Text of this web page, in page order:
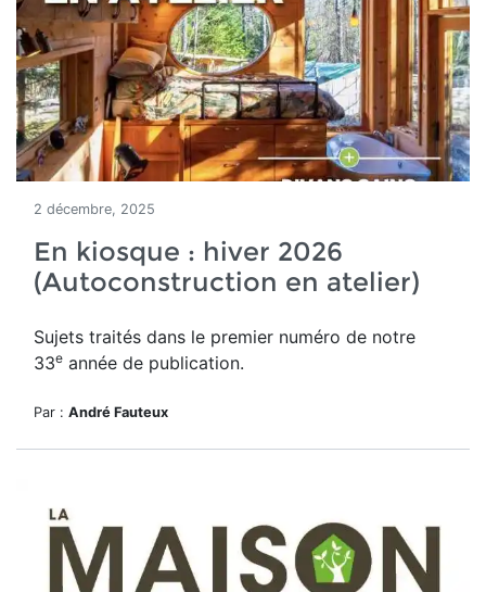
2 décembre, 2025
En kiosque : hiver 2026
(Autoconstruction en atelier)
Sujets traités dans le premier numéro de notre
33e année de publication.
Par : André Fauteux